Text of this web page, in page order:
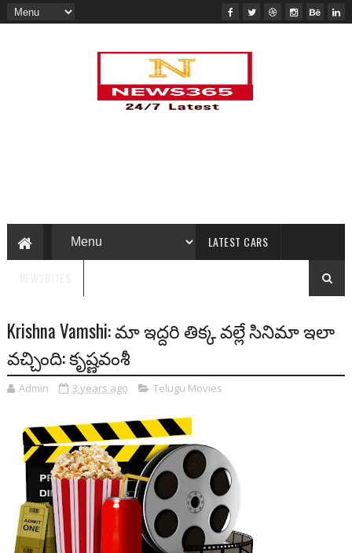
LATEST CARS
Krishna Vamshi: మా ఇద్దరి తిక్క వల్లే సినిమా ఇలా
వచ్చింది: కృష్ణవంశీ
Admin 3 years ago Telugu Movies